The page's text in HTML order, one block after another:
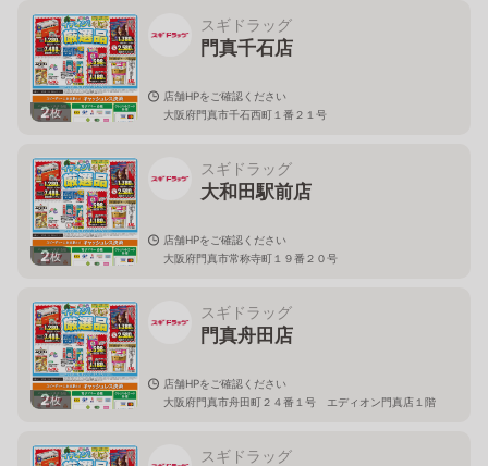
2枚
スギドラッグ
門真千石店
店舗HPをご確認ください
大阪府門真市千石西町１番２１号
2枚
スギドラッグ
大和田駅前店
店舗HPをご確認ください
大阪府門真市常称寺町１９番２０号
2枚
スギドラッグ
門真舟田店
店舗HPをご確認ください
大阪府門真市舟田町２４番１号 エディオン門真店１階
スギドラッグ